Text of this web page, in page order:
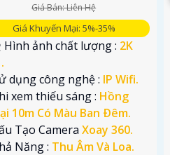
Giá Bán: Liên Hệ
Giá Khuyến Mại: 5%-35%
ảnh chất lượng : 2K
dụng công nghệ : IP Wifi.
xem thiếu sáng : Hồng
10m Có Màu Ban Ðêm.
Tạo Camera Xoay 360.
Năng : Thu Âm Và Loa.